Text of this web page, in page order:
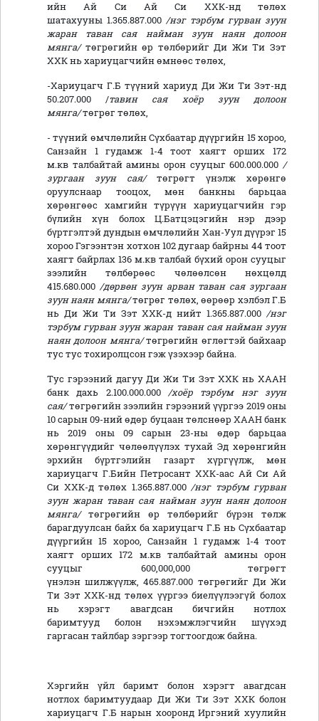
ийн Ай Си Ай Си ХХК-нд төлөх
шатахууны 1.365.887.000 /нэг тэрбум гурван зуун
жаран таван сая найман зуун наян долоон
мянга/төгрөгийн өр төлбөрийгДи Жи Ти Зэт
ХХКнь хариуцагчийн өмнөөс төлөх,
-Хариуцагч Г.Б түүний хариуд Ди Жи Ти Зэт-нд
50.207.000 /тавин сая хоёр зуун долоон
мянга/төгрөг төлөх,
- түүний өмчлөлийн Сүхбаатар дүүргийн 15 хороо,
Санзайн 1 гудамж 1-4 тоот хаягт орших 172
м.кв талбайтай амины орон сууцыг 600.000.000 /
зургаан зуун сая/төгрөгт үнэлж хөрөнгө
оруулснаар тооцох, мөн банкны барьцаа
хөрөнгөөс хамгийн түрүүн хариуцагчийн гэр
бүлийн хүн болох Ц.Батцэцэгийн нэр дээр
бүртгэлтэй дундын өмчлөлийн Хан-Уул дүүрэг 15
хороо Гэгээнтэн хотхон 102 дугаар байрны 44 тоот
хаягт байрлах 136 м.кв талбай бүхий орон сууцыг
зээлийн төлбөрөөс чөлөөлсөн нөхцөлд
415.680.000 /дөрвөн зуун арван таван сая зургаан
зуун наян мянга/төгрөг төлөх, өөрөөр хэлбэл Г.Б
нь Ди Жи Ти Зэт ХХК-д нийт 1.365.887.000 /нэг
тэрбум гурван зуун жаран таван сая найман зуун
наян долоон мянга/төгрөгийн өглөгтэй байхаар
тус тус тохиролцсон гэж үзэхээр байна.
Тус гэрээний дагууДи Жи Ти Зэт ХХК нь ХААН
банк дахь 2.100.000.000 /хоёр тэрбум нэг зуун
сая/төгрөгийн зээлийн гэрээний үүргээ 2019 оны
10 сарын 09-ний өдөр буцаан төлснөөр ХААН банк
нь 2019 оны 09 сарын 23-ны өдөр барьцаа
хөрөнгүүдийг чөлөөлүүлэх тухай Эд хөрөнгийн
эрхийн бүртгэлийн газарт хүргүүлж, мөн
хариуцагч Г.Бийн Петросант ХХК-аас Ай Си Ай
Си ХХК-д төлөх 1.365.887.000 /нэг тэрбум гурван
зуун жаран таван сая найман зуун наян долоон
мянга/төгрөгийн өр төлбөрийг бүрэн төлж
барагдуулсан байх ба хариуцагч Г.Б нь Сүхбаатар
дүүргийн 15 хороо, Санзайн 1 гудамж 1-4 тоот
хаягт орших 172 м.кв талбайтай амины орон
сууцыг 600,000,000 төгрөгт
үнэлэн шилжүүлж, 465.887.000 төгрөгийг Ди Жи
Ти Зэт ХХК-нд төлөх үүргээ биелүүлээгүй болох
нь хэрэгт авагдсан бичгийн нотлох
баримтууд болон нэхэмжлэгчийн шүүхэд
гаргасан тайлбар зэргээр тогтоогдож байна.
Хэргийн үйл баримт болон хэрэгт авагдсан
нотлох баримтуудаар Ди Жи Ти Зэт ХХКболон
хариуцагч Г.Б нарын хооронд Иргэний хуулийн